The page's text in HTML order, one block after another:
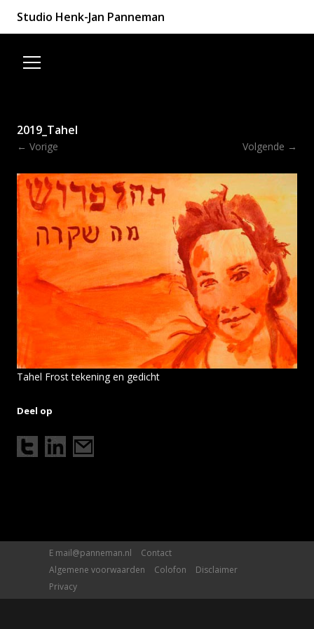
Studio Henk-Jan Panneman
2019_Tahel
← Vorige Volgende →
Tahel Frost tekening en gedicht
Deel op
E mail@panneman.nl
Contact
Algemene voorwaarden
Colofon
Disclaimer
Privacy